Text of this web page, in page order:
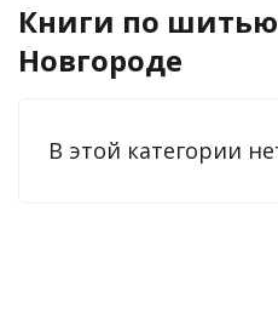
Книги по
Новгороде
В этой категории